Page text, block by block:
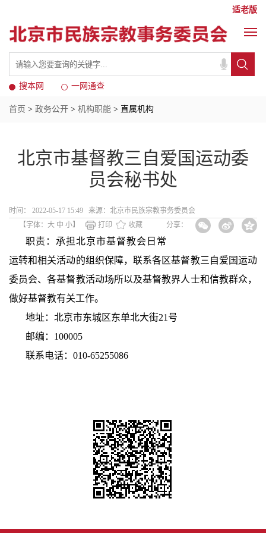
适老版
搜本网 一网通查
首页 > 政务公开 > 机构职能 > 直属机构
北京市基督教三自爱国运动委
员会秘书处
时间： 2022-05-17 15:49 来源：北京市民族宗教事务委员会
分享：
【字体： 大 中 小】 打印 收藏
职责： 承担北京市基督教会日常
运转和相关活动的组织保障，联系各区基督教三自爱国运动
委员会、各基督教活动场所以及基督教界人士和信教群众，
做好基督教有关工作。
地址：北京市东城区东单北大街21号
邮编：100005
联系电话：010-65255086